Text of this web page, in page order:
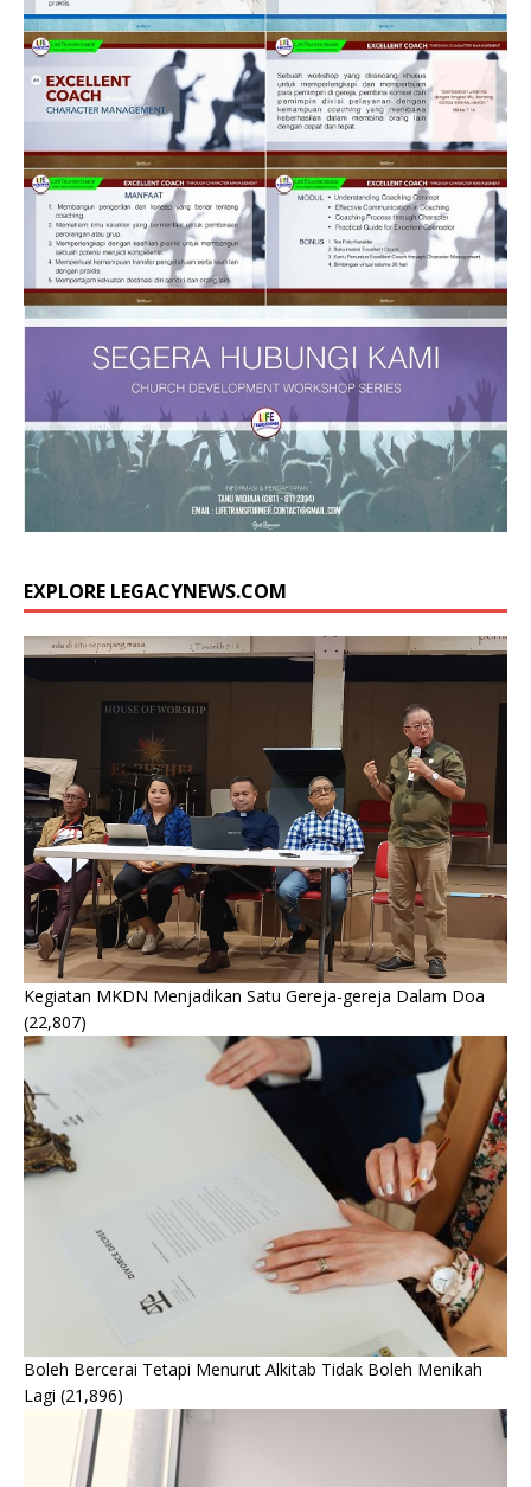
EXPLORE LEGACYNEWS.COM
Kegiatan MKDN Menjadikan Satu Gereja-gereja Dalam Doa
(22,807)
Boleh Bercerai Tetapi Menurut Alkitab Tidak Boleh Menikah
Lagi (21,896)